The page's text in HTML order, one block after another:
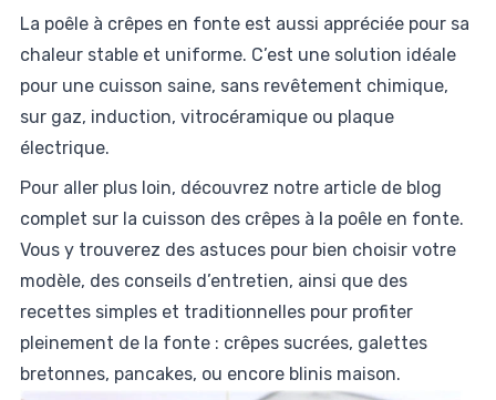
La poêle à crêpes en fonte est aussi appréciée pour sa
chaleur stable et uniforme. C’est une solution idéale
pour une cuisson saine, sans revêtement chimique,
sur gaz, induction, vitrocéramique ou plaque
électrique.
Pour aller plus loin, découvrez notre article de blog
complet sur la cuisson des crêpes à la poêle en fonte.
Vous y trouverez des astuces pour bien choisir votre
modèle, des conseils d’entretien, ainsi que des
recettes simples et traditionnelles pour profiter
pleinement de la fonte : crêpes sucrées, galettes
bretonnes, pancakes, ou encore blinis maison.